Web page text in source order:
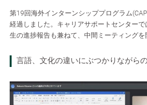
第19回海外インターンシッププログラム
経過しました。キャリアサポートセンター
生の進捗報告も兼ねて、中間ミーティングを
言語、文化の違いにぶつかりながら